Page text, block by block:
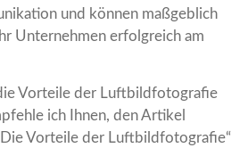
und können maßgeblich
Unternehmen erfolgreich am
Vorteile der Luftbildfotografie
ich Ihnen, den Artikel
Vorteile der Luftbildfotografie“